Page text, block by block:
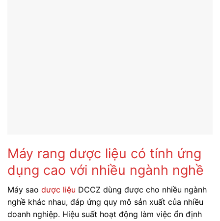
Máy rang dược liệu có tính ứng
dụng cao với nhiều ngành nghề
Máy sao dược liệu DCCZ dùng được cho nhiều ngành
nghề khác nhau, đáp ứng quy mô sản xuất của nhiều
doanh nghiệp. Hiệu suất hoạt động làm việc ổn định